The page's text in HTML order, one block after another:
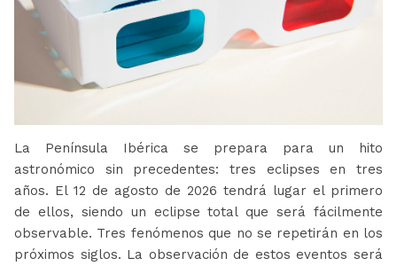
La Península Ibérica se prepara para un hito
astronómico sin precedentes: tres eclipses en tres
años. El 12 de agosto de 2026 tendrá lugar el primero
de ellos, siendo un eclipse total que será fácilmente
observable. Tres fenómenos que no se repetirán en los
próximos siglos. La observación de estos eventos será